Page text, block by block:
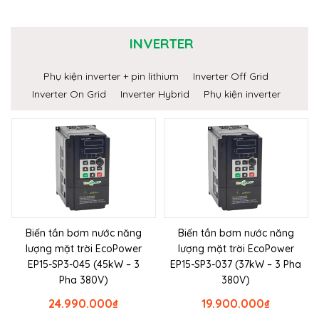
INVERTER
Phụ kiện inverter + pin lithium
Inverter Off Grid
Inverter On Grid
Inverter Hybrid Phụ kiện inverter
Biến tần bơm nước năng
lượng mặt trời EcoPower
EP15-SP3-045 (45kW – 3
Pha 380V)
₫
24.990.000
Biến tần bơm nước năng
lượng mặt trời EcoPower
EP15-SP3-037 (37kW – 3 Pha
380V)
₫
19.900.000